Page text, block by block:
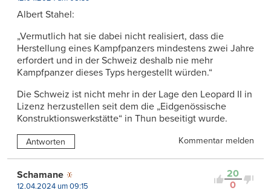
Albert Stahel:
„Vermutlich hat sie dabei nicht realisiert, dass die
Herstellung eines Kampfpanzers mindestens zwei Jahre
erfordert und in der Schweiz deshalb nie mehr
Kampfpanzer dieses Typs hergestellt würden.“
Die Schweiz ist nicht mehr in der Lage den Leopard II in
Lizenz herzustellen seit dem die „Eidgenössische
Konstruktionswerkstätte“ in Thun beseitigt wurde.
Antworten Kommentar melden
20
0
Schamane
12.04.2024 um 09:15